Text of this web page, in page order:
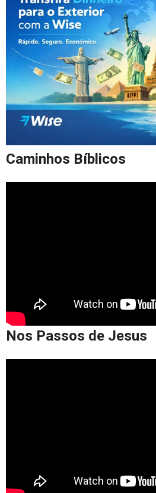
Caminhos Bíblicos
Nos Passos de Jesus